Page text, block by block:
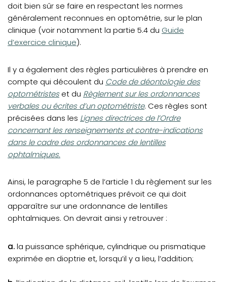
doit bien sûr se faire en respectant les normes
généralement reconnues en optométrie, sur le plan
clinique (voir notamment la partie 5.4 du Guide
d’exercice clinique).
Il y a également des règles particulières à prendre en
compte qui découlent du (opens in a new tab)
Code de déontologie des
optométristeset du (opens in a new tab)
Règlement sur les ordonnances
verbales ou écrites d’un optométriste. Ces règles sont
précisées dans les Lignes directrices de l’Ordre
concernant les renseignements et contre-indications
dans le cadre des ordonnances de lentilles
ophtalmiques.
Ainsi, le paragraphe 5 de l’article 1 du règlement sur les
ordonnances optométriques prévoit ce qui doit
apparaître sur une ordonnance de lentilles
ophtalmiques. On devrait ainsi y retrouver :
a.la puissance sphérique, cylindrique ou prismatique
exprimée en dioptrie et, lorsqu’il y a lieu, l’addition;